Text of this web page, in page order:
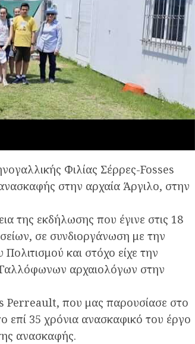
Φιλίας Σέρρες-Fosses
στην αρχαία Άργιλο, στην
της εκδήλωσης που έγινε στις 18
σε συνδιοργάνωση με την
και στόχο είχε την
αρχαιολόγων στην
Perreault, που μας παρουσίασε στο
επί 35 χρόνια ανασκαφικό του έργο
ανασκαφής.